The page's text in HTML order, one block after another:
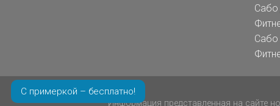
Сабо
Сабо
С примеркой – бесплатно!
Информация представленная на сайте